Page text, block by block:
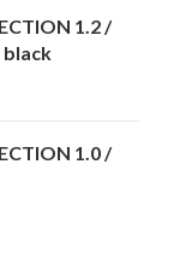
1.2 /
black
1.0 /